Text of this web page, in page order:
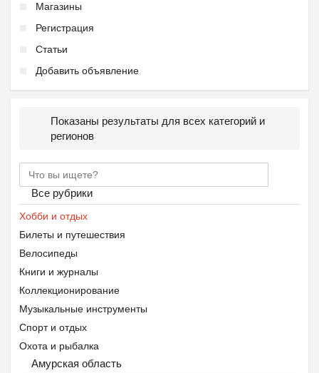
Магазины
Регистрация
Статьи
Добавить объявление
Показаны результаты для всех категорий и
регионов
Все рубрики
Хобби и отдых
Билеты и путешествия
Велосипеды
Книги и журналы
Коллекционирование
Музыкальные инструменты
Спорт и отдых
Охота и рыбалка
Амурская область